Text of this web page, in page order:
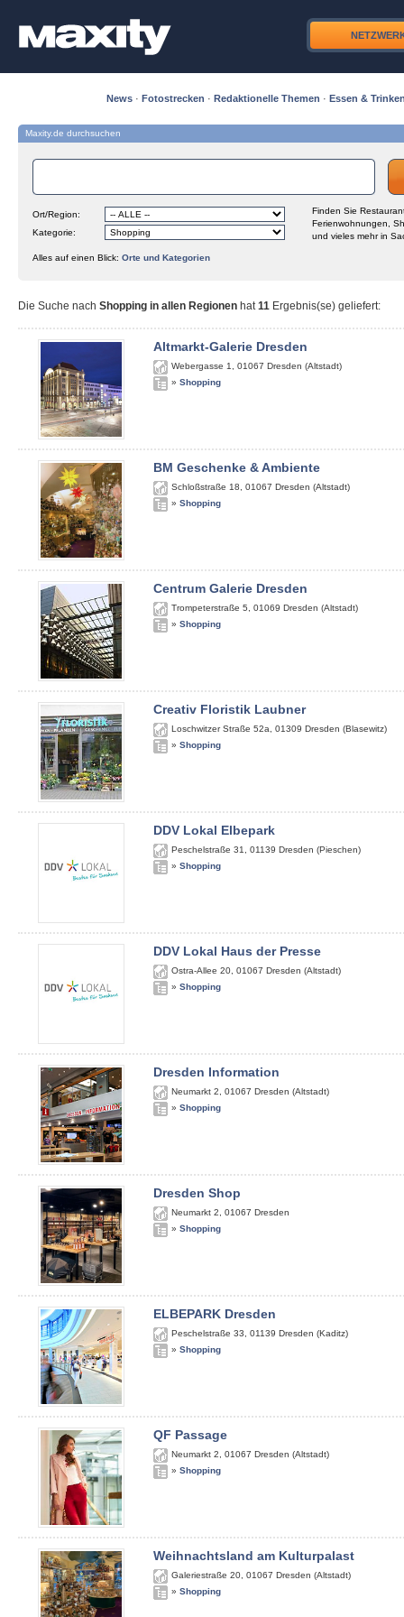
News · Fotostrecken · Redaktionelle Themen · Essen &
Maxity.de durchsuchen
Ort/Region:
Kategorie:
Finden Sie
Ferienwohnungen,
und vieles mehr in
Alles auf einen Blick: Orte und Kategorien
Die Suche nach Shopping in allen Regionen hat11 Ergebnis(se) geliefert:
Altmarkt-Galerie Dresden
Webergasse 1 01067 Dresden (Altstadt)
» Shopping
BM Geschenke & Ambiente
Schloßstraße 18 01067 Dresden (Altstadt)
» Shopping
Centrum Galerie Dresden
Trompeterstraße 5 01069 Dresden (Altstadt)
» Shopping
Creativ Floristik Laubner
Loschwitzer Straße 52a 01309 Dresden (Blasewitz)
» Shopping
DDV Lokal Elbepark
Peschelstraße 31 01139 Dresden (Pieschen)
» Shopping
DDV Lokal Haus der Presse
Ostra-Allee 20 01067 Dresden (Altstadt)
» Shopping
Dresden Information
Neumarkt 2 01067 Dresden (Altstadt)
» Shopping
Dresden Shop
Neumarkt 2 01067 Dresden
» Shopping
ELBEPARK Dresden
Peschelstraße 33 01139 Dresden (Kaditz)
» Shopping
QF Passage
Neumarkt 2 01067 Dresden (Altstadt)
» Shopping
Weihnachtsland am Kulturpalast
Galeriestraße 20 01067 Dresden (Altstadt)
» Shopping